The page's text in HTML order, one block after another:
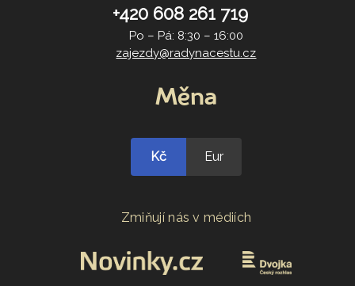
+420 608 261 719
Po – Pá: 8:30 – 16:00
zajezdy@radynacestu.cz
Měna
Kč Eur
Zmiňují nás v médiích